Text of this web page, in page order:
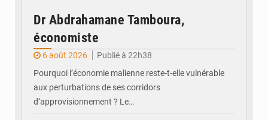
Dr Abdrahamane Tamboura,
économiste
6 août 2026
Publié à 22h38
Pourquoi l’économie malienne reste-t-elle vulnérable
aux perturbations de ses corridors
d’approvisionnement ? Le…